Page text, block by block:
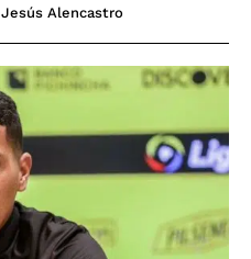
Jesús Alencastro